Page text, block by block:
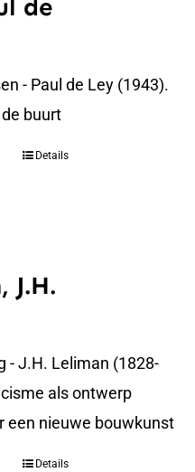
de
- Paul de Ley (1943).
buurt
Details
J.H.
- J.H. Leliman (1828-
als ontwerp
een nieuwe bouwkunst
Details